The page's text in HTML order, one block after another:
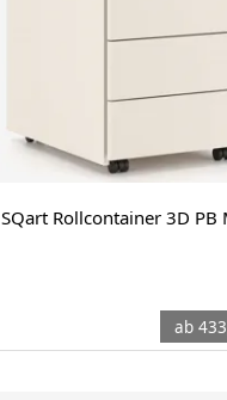
SQart Rollcontainer 3D PB
ab